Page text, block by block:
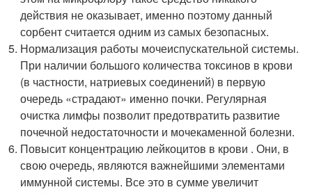
действия не оказывает, именно поэтому данный
сорбент считается одним из самых безопасных.
Нормализация работы мочеиспускательной системы.
При наличии большого количества токсинов в крови
(в частности, натриевых соединений) в первую
очередь «страдают» именно почки. Регулярная
очистка лимфы позволит предотвратить развитие
почечной недостаточности и мочекаменной болезни.
Повысит концентрацию лейкоцитов в крови . Они, в
свою очередь, являются важнейшими элементами
иммунной системы. Все это в сумме увеличит